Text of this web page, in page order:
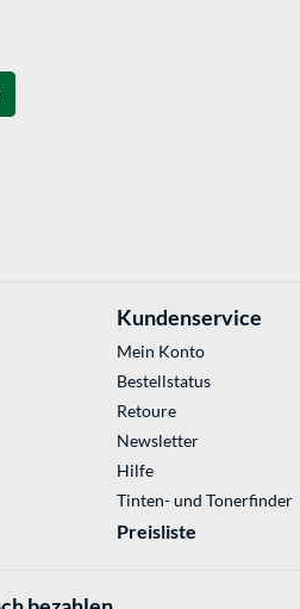
Kundenservice
Mein Konto
Bestellstatus
Retoure
Newsletter
Hilfe
Tinten- und Tonerfinder
Preisliste